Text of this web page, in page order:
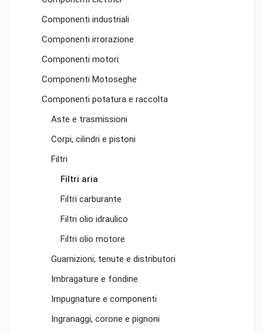
Componenti industriali
Componenti irrorazione
Componenti motori
Componenti Motoseghe
Componenti potatura e raccolta
Aste e trasmissioni
Corpi, cilindri e pistoni
Filtri
Filtri aria
Filtri carburante
Filtri olio idraulico
Filtri olio motore
Guarnizioni, tenute e distributori
Imbragature e fondine
Impugnature e componenti
Ingranaggi, corone e pignoni